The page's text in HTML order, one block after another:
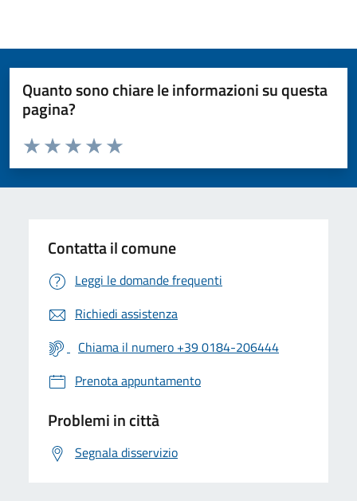
Quanto sono chiare le informazioni su questa
pagina?
Valuta da 1 a 5 stelle la pagina
Valuta 5 stelle su 5
Valuta 4 stelle su 5
Valuta 3 stelle su 5
Valuta 2 stelle su 5
Valuta 1 stelle su 5
Contatta il comune
Leggi le domande frequenti
Richiedi assistenza
Chiama il numero +39 0184-206444
Prenota appuntamento
Problemi in città
Segnala disservizio